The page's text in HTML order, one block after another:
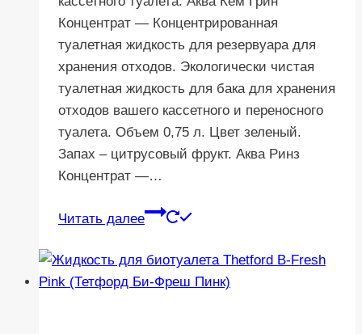
Концентрат — Концентрированная
туалетная жидкость для резервуара для
хранения отходов. Экологически чистая
туалетная жидкость для бака для хранения
отходов вашего кассетного и переносного
туалета. Объем 0,75 л. Цвет зеленый.
Запах – цитрусовый фрукт. Аква Ринз
Концентрат —…
Читать далее